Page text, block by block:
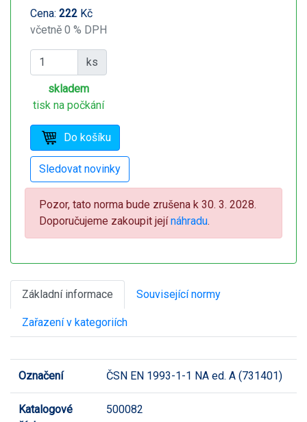
Cena: 222 Kč
včetně 0 % DPH
ks
skladem
tisk na počkání
Pozor, tato norma bude zrušena k 30. 3. 2028.
Doporučujeme zakoupit jejínáhradu.
Základní informace Související normy
Zařazení v kategoriích
Označení ČSN EN 1993-1-1 NA ed. A (731401)
Katalogové
500082